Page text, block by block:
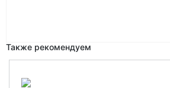
Также рекомендуем